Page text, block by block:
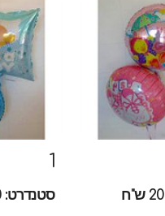
1
סטנדרט: 20 ש"ח